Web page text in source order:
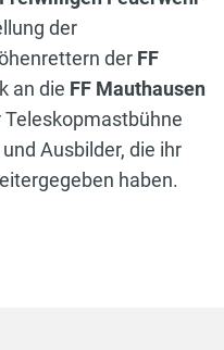
der
der FF
an die FF Mauthausen
Ausbilder, die ihr
haben.